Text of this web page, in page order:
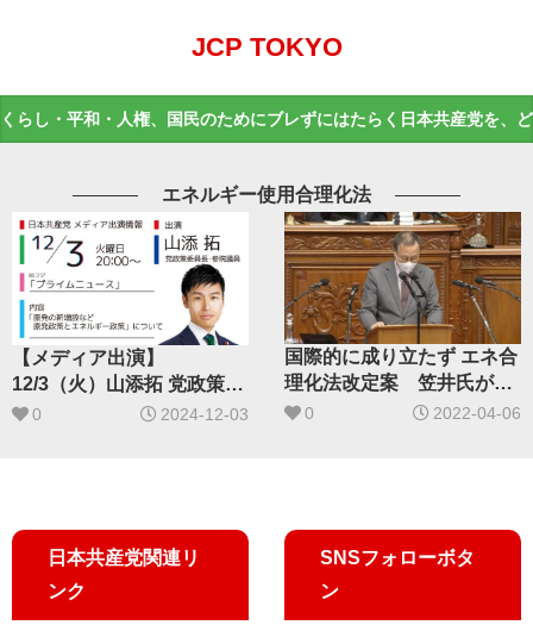
JCP TOKYO
くらし・平和・人権、国民のためにブレずにはたらく日本共産党を、
エネルギー使用合理化法
【メディア出演】
12/3（火）山添拓 党政策委
員長がプライムニュースに
0 2024-12-03
国際的に成り立たず エネ合
理化法改定案 笠井氏が批
判0 2022-04-06
日本共産党関連リ
ンク
SNSフォローボタ
ン